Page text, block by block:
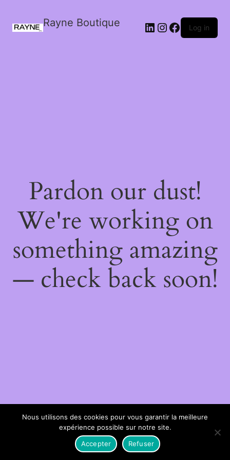
Rayne Boutique Log in
Pardon our dust!
We're working on
something amazing
— check back soon!
Nous utilisons des cookies pour vous garantir la meilleure
expérience possible sur notre site.
Accepter
Refuser